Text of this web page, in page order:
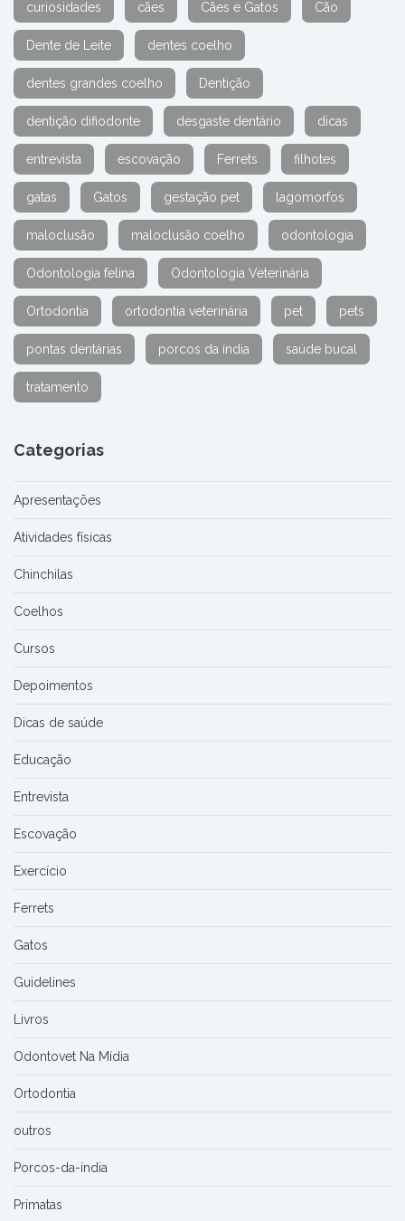
curiosidades cães Cães e Gatos Cão
Dente de Leite dentes coelho
dentes grandes coelho Dentição
dentição difiodonte desgaste dentário dicas
entrevista escovação Ferrets filhotes
gatas Gatos gestação pet lagomorfos
maloclusão maloclusão coelho odontologia
Odontologia felina Odontologia Veterinária
Ortodontia ortodontia veterinária pet pets
pontas dentárias porcos da índia saúde bucal
tratamento
Categorias
Apresentações
Atividades físicas
Chinchilas
Coelhos
Cursos
Depoimentos
Dicas de saúde
Educação
Entrevista
Escovação
Exercício
Ferrets
Gatos
Guidelines
Livros
Odontovet Na Mídia
Ortodontia
outros
Porcos-da-índia
Primatas